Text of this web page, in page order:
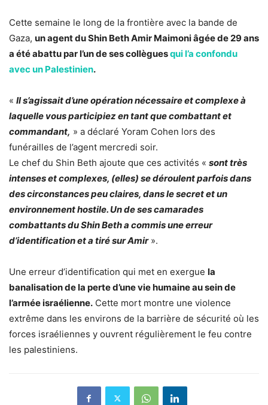
Cette semaine le long de la frontière avec la bande de
Gaza, un agent du Shin Beth Amir Maimoni âgée de 29 ans
a été abattu par l’un de ses collèguesqui l’a confondu
avec un Palestinien.
« Il s’agissait d’une opération nécessaire et complexe à
laquelle vous participiez en tant que combattant et
commandant, » a déclaré Yoram Cohen lors des
funérailles de l’agent mercredi soir.
Le chef du Shin Beth ajoute que ces activités « sont très
intenses et complexes, (elles) se déroulent parfois dans
des circonstances peu claires, dans le secret et un
environnement hostile. Un de ses camarades
combattants du Shin Beth a commis une erreur
d’identification et a tiré sur Amir ».
Une erreur d’identification qui met en exergue la
banalisation de la perte d’une vie humaine au sein de
l’armée israélienne. Cette mort montre une violence
extrême dans les environs de la barrière de sécurité où les
forces israéliennes y ouvrent régulièrement le feu contre
les palestiniens.